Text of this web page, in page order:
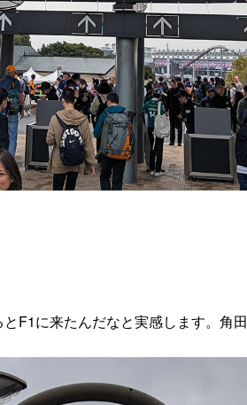
F1に来たんだなと実感します。角